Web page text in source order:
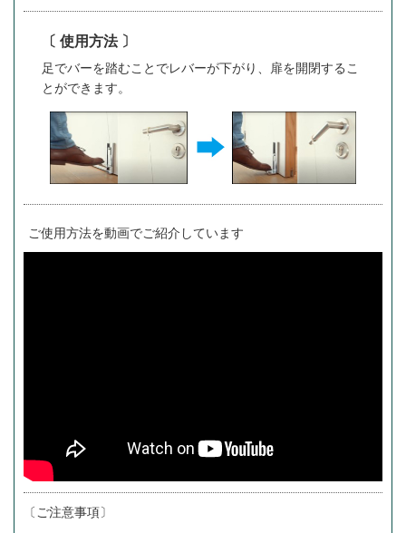
〔 使用方法 〕
足でバーを踏むことでレバーが下がり、扉を開閉するこ
とができます。
ご使用方法を動画でご紹介しています
〔ご注意事項〕